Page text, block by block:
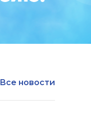
Все новости